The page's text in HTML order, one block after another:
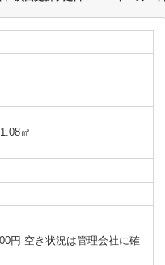
㎡
円 空き状況は管理会社に確